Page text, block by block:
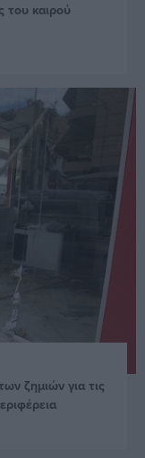
του καιρού
ζημιών για τις